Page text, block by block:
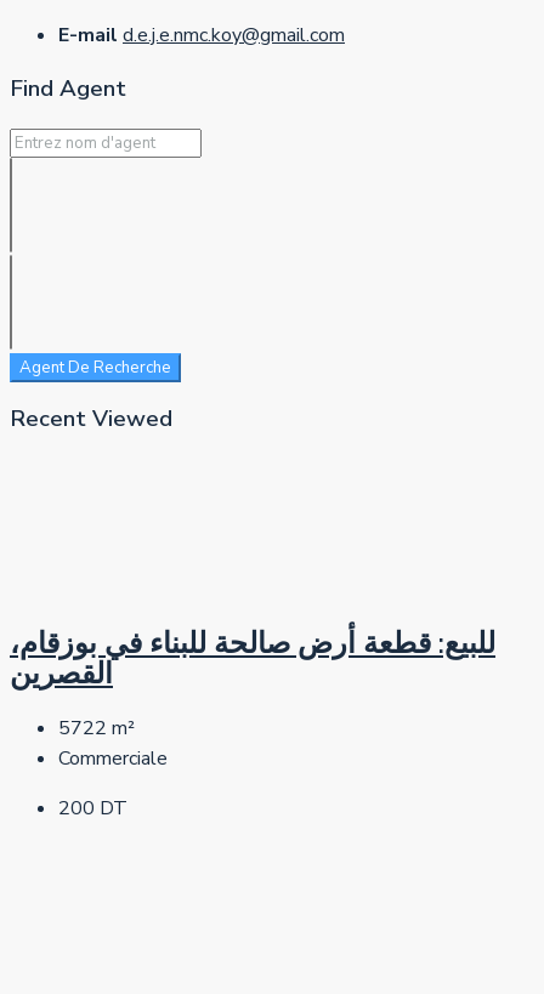
E-mail d.e.j.e.nmc.koy@gmail.com
Find Agent
Agent De Recherche
Recent Viewed
للبيع: قطعة أرض صالحة للبناء في بوزقام،
القصرين
5722 m²
Commerciale
200 DT